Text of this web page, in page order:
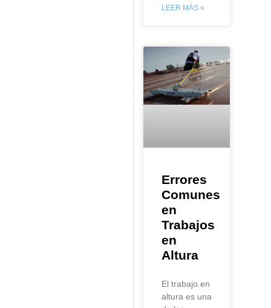
LEER MÁS »
Errores
Comunes
en
Trabajos
en
Altura
El trabajo en
altura es una